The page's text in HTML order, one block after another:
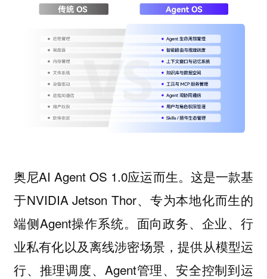
奥尼AI Agent OS 1.0应运而生。这是一款基
于NVIDIA Jetson Thor、专为本地化而生的
端侧Agent操作系统。面向政务、企业、行
业私有化以及离线涉密场景，提供从模型运
行、推理调度、Agent管理、安全控制到运